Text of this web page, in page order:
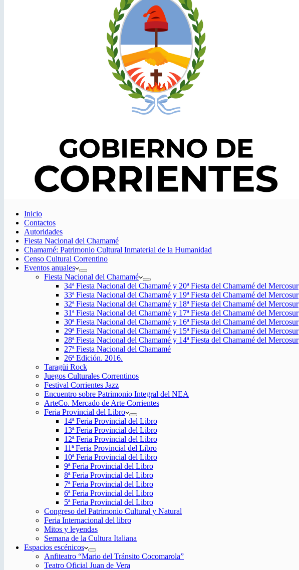
Inicio
Contactos
Autoridades
Fiesta Nacional del Chamamé
Chamamé: Patrimonio Cultural Inmaterial de la Humanidad
Censo Cultural Correntino
Eventos anuales
Fiesta Nacional del Chamamé
34ª Fiesta Nacional del Chamamé y 20ª Fiesta del Chamamé del Mercosur
33ª Fiesta Nacional del Chamamé y 19ª Fiesta del Chamamé del Mercosur
32ª Fiesta Nacional del Chamamé y 18ª Fiesta del Chamamé del Mercosur
31ª Fiesta Nacional del Chamamé y 17ª Fiesta del Chamamé del Mercosur
30ª Fiesta Nacional del Chamamé y 16ª Fiesta del Chamamé del Mercosur
29ª Fiesta Nacional del Chamamé y 15ª Fiesta del Chamamé del Mercosur
28ª Fiesta Nacional del Chamamé y 14ª Fiesta del Chamamé del Mercosur
27ª Fiesta Nacional del Chamamé
26ª Edición. 2016.
Taragüi Rock
Juegos Culturales Correntinos
Festival Corrientes Jazz
Encuentro sobre Patrimonio Integral del NEA
ArteCo. Mercado de Arte Corrientes
Feria Provincial del Libro
14ª Feria Provincial del Libro
13ª Feria Provincial del Libro
12ª Feria Provincial del Libro
11ª Feria Provincial del Libro
10ª Feria Provincial del Libro
9ª Feria Provincial del Libro
8ª Feria Provincial del Libro
7ª Feria Provincial del Libro
6ª Feria Provincial del Libro
5ª Feria Provincial del Libro
Congreso del Patrimonio Cultural y Natural
Feria Internacional del libro
Mitos y leyendas
Semana de la Cultura Italiana
Espacios escénicos
Anfiteatro “Mario del Tránsito Cocomarola”
Teatro Oficial Juan de Vera